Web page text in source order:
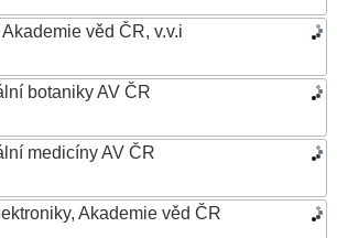
věd ČR, v.v.i
botaniky AV ČR
medicíny AV ČR
Akademie věd ČR